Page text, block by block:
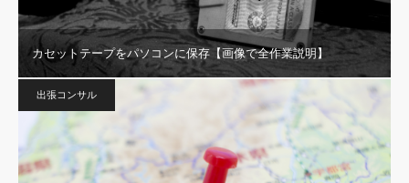
カセットテープをパソコンに保存【画像で全作業説明】
出張コンサル